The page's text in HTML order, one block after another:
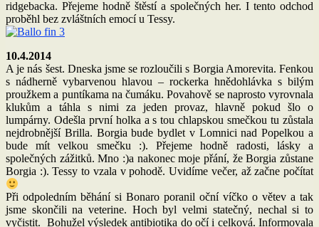
ridgebacka. Přejeme hodně štěstí a společných her. I tento odchod
proběhl bez zvláštních emocí u Tessy.
10.4.2014
A je nás šest. Dneska jsme se rozloučili s Borgia Amorevita. Fenkou
s nádherně vybarvenou hlavou – rockerka hnědohlávka s bilým
proužkem a puntíkama na čumáku. Povahově se naprosto vyrovnala
klukům a táhla s nimi za jeden provaz, hlavně pokud šlo o
lumpárny. Odešla první holka a s tou chlapskou smečkou tu zůstala
nejdrobnější Brilla. Borgia bude bydlet v Lomnici nad Popelkou a
bude mít velkou smečku :). Přejeme hodně radosti, lásky a
společných zážitků. Mno :)a nakonec moje přání, že Borgia zůstane
Borgia :). Tessy to vzala v pohodě. Uvidíme večer, až začne počítat
Při odpoledním běhání si Bonaro poranil oční víčko o větev a tak
jsme skončili na veterine. Hoch byl velmi statečný, nechal si to
vyčistit. Bohužel výsledek antibiotika do očí i celková. Informovala